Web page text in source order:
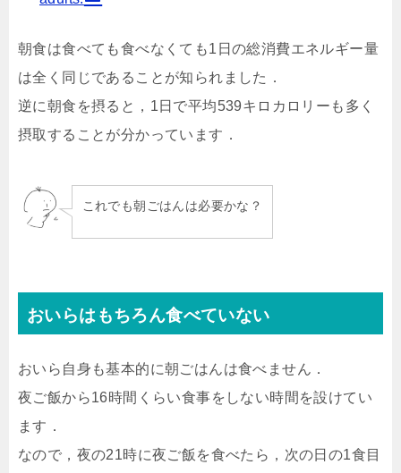
朝食は食べても食べなくても1日の総消費エネルギー量
は全く同じであることが知られました．
逆に朝食を摂ると，1日で平均539キロカロリーも多く
摂取することが分かっています．
これでも朝ごはんは必要かな？
おいらはもちろん食べていない
おいら自身も基本的に朝ごはんは食べません．
夜ご飯から16時間くらい食事をしない時間を設けてい
ます．
なので，夜の21時に夜ご飯を食べたら，次の日の1食目